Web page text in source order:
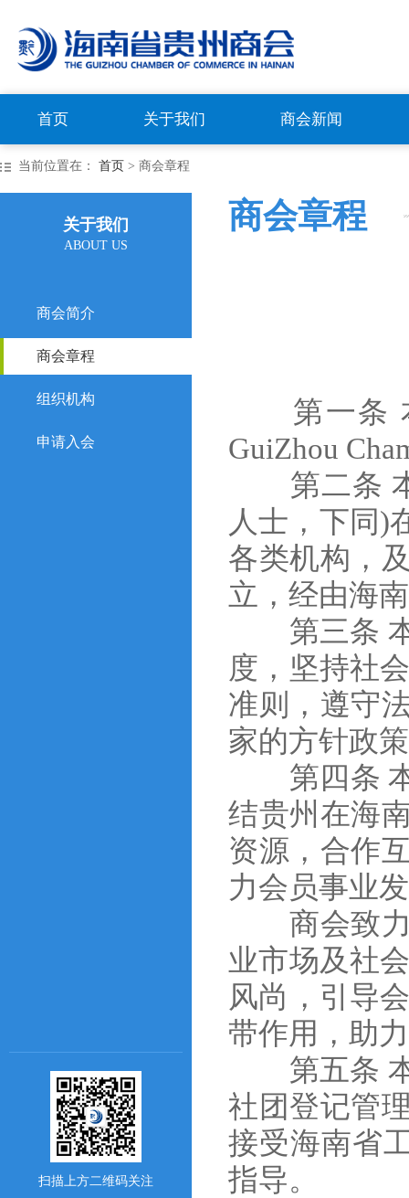
首页 关于我们 商会新闻
当前位置在： 首页 > 商会章程
关于我们
ABOUT US
商会简介
商会章程
组织机构
申请入会
扫描上方二维码关注
商会章程
第一条 本
GuiZhou
第二条 本
人士，下同)
各类机构，
立，经由海
第三条 本
度，坚持社
准则，遵守
家的方针政
第四条 本
结贵州在海
资源，合作
力会员事业
商会致力
业市场及社
风尚，引导
带作用，助
第五条 本
社团登记管
接受海南省
指导。